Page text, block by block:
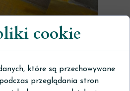
cookie
które są przechowywane
przeglądania stron